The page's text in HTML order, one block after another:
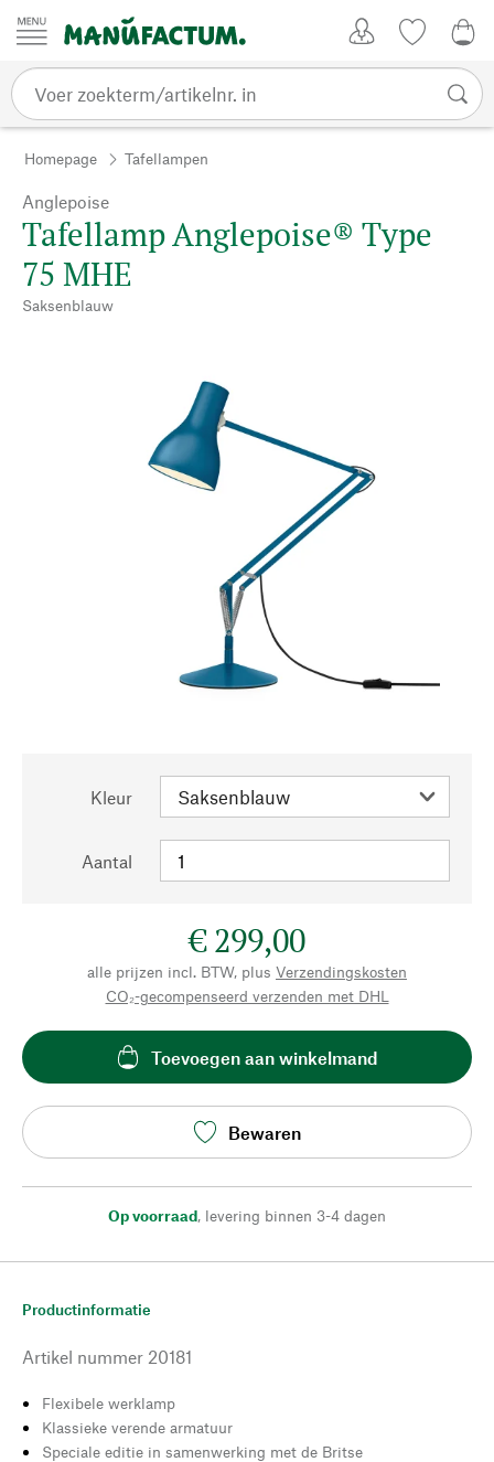
Passer au contenu
Homepage Tafellampen
Anglepoise
Tafellamp Anglepoise® Type
75 MHE
Saksenblauw
Kleur
Aantal
€ 299,00
alle prijzen incl. BTW, plus Verzendingskosten
CO₂-gecompenseerd verzenden met DHL
Toevoegen aan winkelmand
Bewaren
Op voorraad, levering binnen 3-4 dagen
Productinformatie
Artikel nummer 20181
Flexibele werklamp
Klassieke verende armatuur
Speciale editie in samenwerking met de Britse